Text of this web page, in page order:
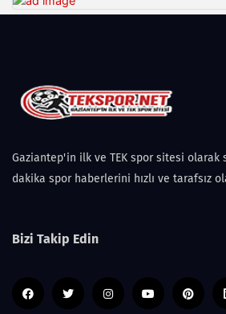
Gaziantep'in ilk ve TEK spor sitesi olarak
dakika spor haberlerini hızlı ve tarafsız
Bizi Takip Edin